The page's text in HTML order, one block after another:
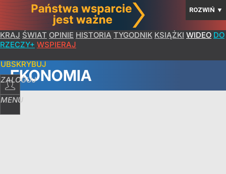
ROZWIŃ ▼
KRAJ ŚWIAT OPINIE HISTORIA TYGODNIK KSIĄŻKI WIDEO DO
RZECZY+ WSPIERAJ
ZALOGUJ
MENU
EKONOMIA